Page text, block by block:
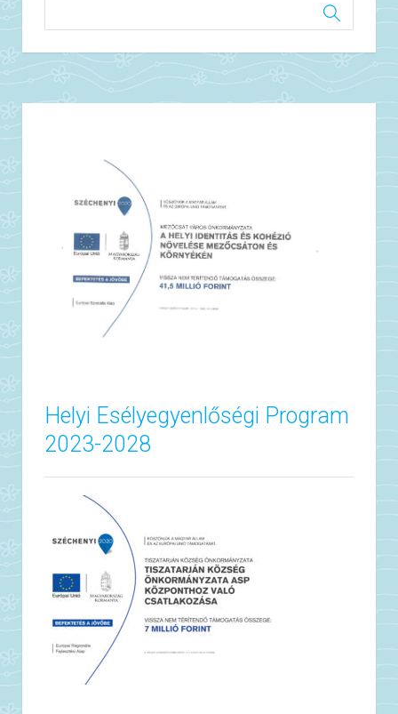
Helyi Esélyegyenlőségi Program
2023-2028